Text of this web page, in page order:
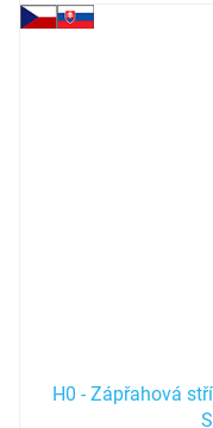
H0 - Zápřahová